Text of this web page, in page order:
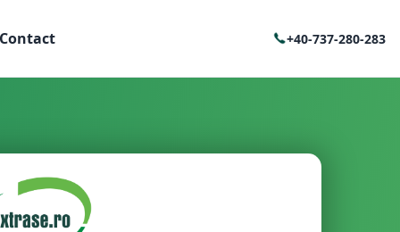
Contact +40-737-280-283